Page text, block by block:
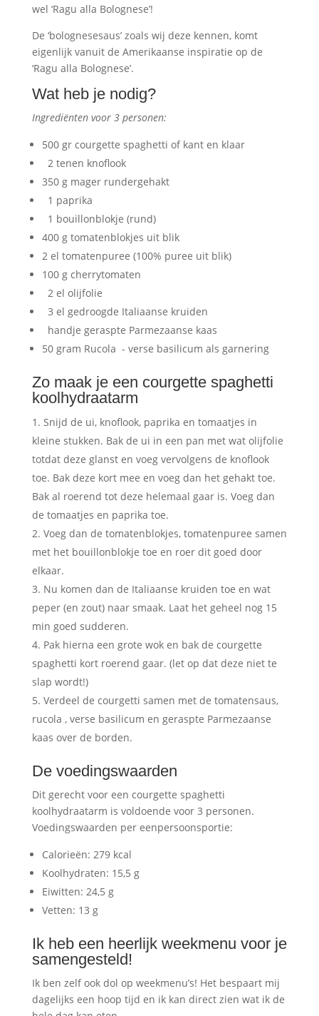
wel ‘Ragu alla Bolognese’!
De ‘bolognesesaus’ zoals wij deze kennen, komt
eigenlijk vanuit de Amerikaanse inspiratie op de
‘Ragu alla Bolognese’.
Wat heb je nodig?
Ingrediënten voor 3 personen:
500 gr courgette spaghetti of kant en klaar
2 tenen knoflook
350 g mager rundergehakt
1 paprika
1 bouillonblokje (rund)
400 g tomatenblokjes uit blik
2 el tomatenpuree (100% puree uit blik)
100 g cherrytomaten
2 el olijfolie
3 el gedroogde Italiaanse kruiden
handje geraspte Parmezaanse kaas
50 gram Rucola - verse basilicum als garnering
Zo maak je een courgette spaghetti
koolhydraatarm
Snijd de ui, knoflook, paprika en tomaatjes in
kleine stukken. Bak de ui in een pan met wat olijfolie
totdat deze glanst en voeg vervolgens de knoflook
toe. Bak deze kort mee en voeg dan het gehakt toe.
Bak al roerend tot deze helemaal gaar is. Voeg dan
de tomaatjes en paprika toe.
Voeg dan de tomatenblokjes, tomatenpuree samen
met het bouillonblokje toe en roer dit goed door
elkaar.
Nu komen dan de Italiaanse kruiden toe en wat
peper (en zout) naar smaak. Laat het geheel nog 15
min goed sudderen.
Pak hierna een grote wok en bak de courgette
spaghetti kort roerend gaar. (let op dat deze niet te
slap wordt!)
Verdeel de courgetti samen met de tomatensaus,
rucola , verse basilicum en geraspte Parmezaanse
kaas over de borden.
De voedingswaarden
Dit gerecht voor een courgette spaghetti
koolhydraatarm is voldoende voor 3 personen.
Voedingswaarden per eenpersoonsportie:
Calorieën: 279 kcal
Koolhydraten: 15,5 g
Eiwitten: 24,5 g
Vetten: 13 g
Ik heb een heerlijk weekmenu voor je
samengesteld!
Ik ben zelf ook dol op weekmenu’s! Het bespaart mij
dagelijks een hoop tijd en ik kan direct zien wat ik de